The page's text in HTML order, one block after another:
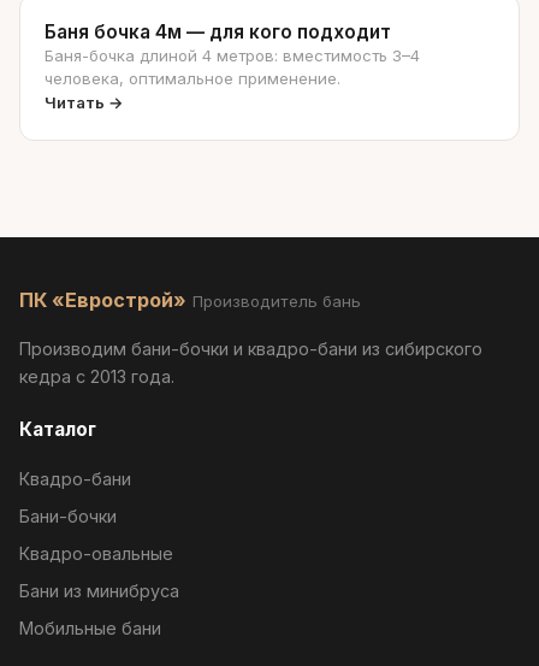
Баня бочка 4м — для кого подходит
Баня-бочка длиной 4 метров: вместимость 3–4
человека, оптимальное применение.
Читать →
ПК «Еврострой» Производитель бань
Производим бани-бочки и квадро-бани из сибирского
кедра с 2013 года.
Каталог
Квадро-бани
Бани-бочки
Квадро-овальные
Бани из минибруса
Мобильные бани